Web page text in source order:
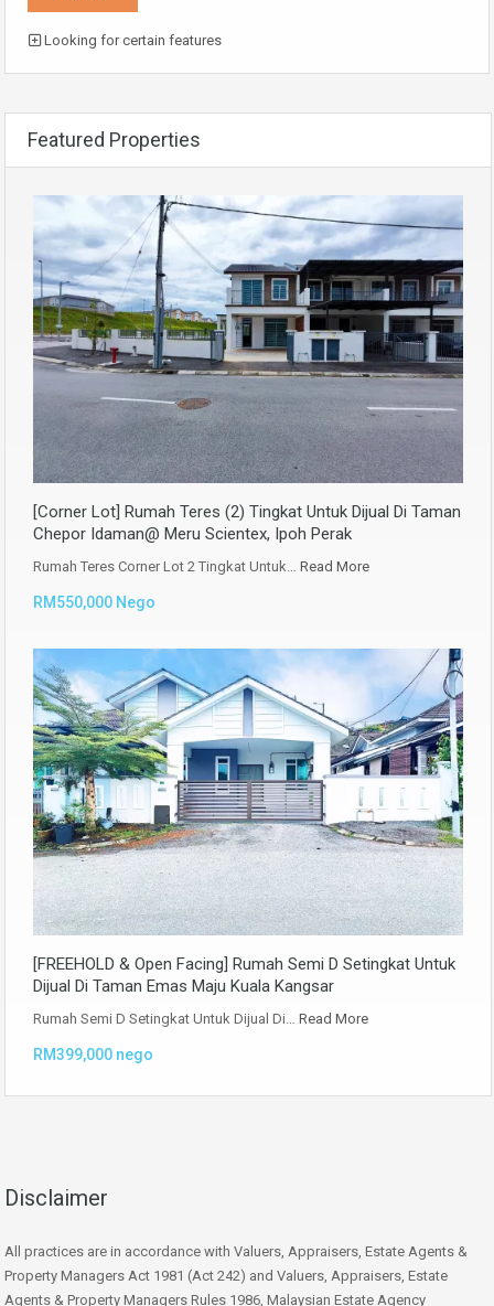
Looking for certain features
Featured Properties
[Corner Lot] Rumah Teres (2) Tingkat Untuk Dijual Di Taman
Chepor Idaman@ Meru Scientex, Ipoh Perak
Rumah Teres Corner Lot 2 Tingkat Untuk… Read More
RM550,000 Nego
[FREEHOLD & Open Facing] Rumah Semi D Setingkat Untuk
Dijual Di Taman Emas Maju Kuala Kangsar
Rumah Semi D Setingkat Untuk Dijual Di… Read More
RM399,000 nego
Disclaimer
All practices are in accordance with Valuers, Appraisers, Estate Agents &
Property Managers Act 1981 (Act 242) and Valuers, Appraisers, Estate
Agents & Property Managers Rules 1986, Malaysian Estate Agency